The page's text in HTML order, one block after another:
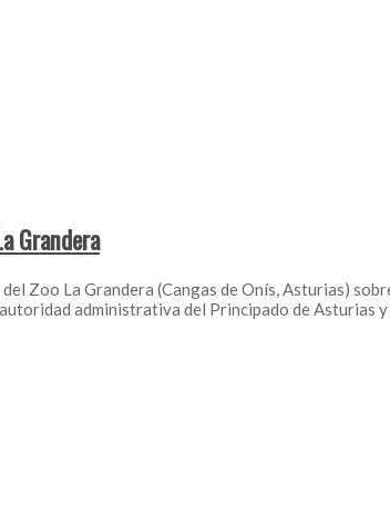
Grandera
Zoo La Grandera (Cangas de Onís, Asturias)
administrativa del Principado de Asturias